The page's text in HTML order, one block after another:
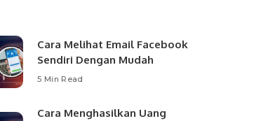
Cara Melihat Email Facebook
Sendiri Dengan Mudah
5 Min Read
Cara Menghasilkan Uang